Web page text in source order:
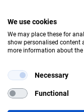
Aktuelles Wetter:
Informationen
Eintrittspreise
We use cookies
We may place these for
show personalised content
more information about the
Necessary
Functional